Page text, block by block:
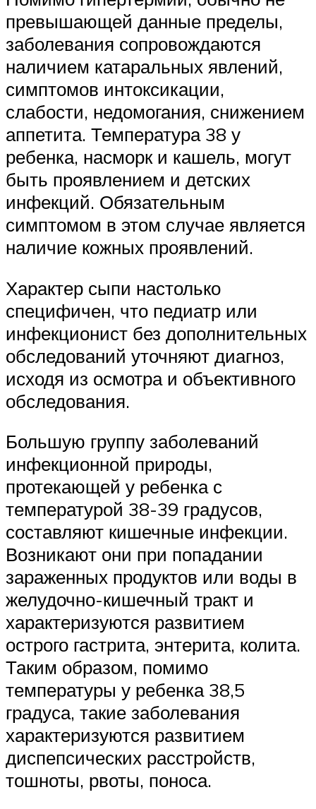
превышающей данные пределы,
заболевания сопровождаются
наличием катаральных явлений,
симптомов интоксикации,
слабости, недомогания, снижением
аппетита. Температура 38 у
ребенка, насморк и кашель, могут
быть проявлением и детских
инфекций. Обязательным
симптомом в этом случае является
наличие кожных проявлений.
Характер сыпи настолько
специфичен, что педиатр или
инфекционист без дополнительных
обследований уточняют диагноз,
исходя из осмотра и объективного
обследования.
Большую группу заболеваний
инфекционной природы,
протекающей у ребенка с
температурой 38-39 градусов,
составляют кишечные инфекции.
Возникают они при попадании
зараженных продуктов или воды в
желудочно-кишечный тракт и
характеризуются развитием
острого гастрита, энтерита, колита.
Таким образом, помимо
температуры у ребенка 38,5
градуса, такие заболевания
характеризуются развитием
диспепсических расстройств,
тошноты, рвоты, поноса.